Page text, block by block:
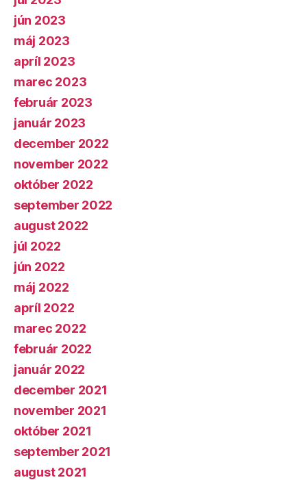
jún 2023
máj 2023
apríl 2023
marec 2023
február 2023
január 2023
december 2022
november 2022
október 2022
september 2022
august 2022
júl 2022
jún 2022
máj 2022
apríl 2022
marec 2022
február 2022
január 2022
december 2021
november 2021
október 2021
september 2021
august 2021